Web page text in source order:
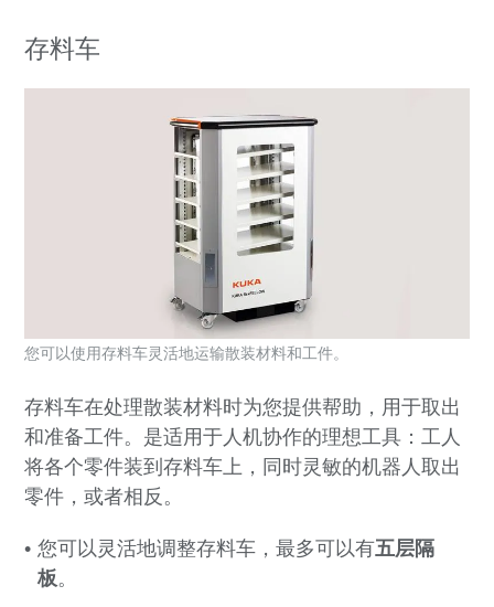
存料车
存料车在处理散装材料时为您提供帮助，用于取出
和准备工件。是适用于人机协作的理想工具：工人
将各个零件装到存料车上，同时灵敏的机器人取出
零件，或者相反。
您可以灵活地调整存料车，最多可以有五层隔
板。
您可以使用存料车灵活地运输散装材料和工件。